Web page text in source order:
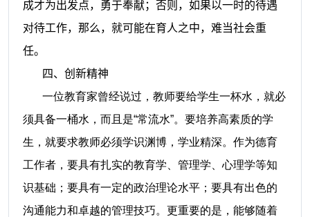
成才为出发点，勇于奉献；否则，如果以一时的待遇
对待工作，那么，就可能在育人之中，难当社会重
任。
四、创新精神
一位教育家曾经说过，教师要给学生一杯水，就必
须具备一桶水，而且是“常流水”。要培养高素质的学
生，就要求教师必须学识渊博，学业精深。作为德育
工作者，要具有扎实的教育学、管理学、心理学等知
识基础；要具有一定的政治理论水平；要具有出色的
沟通能力和卓越的管理技巧。更重要的是，能够随着